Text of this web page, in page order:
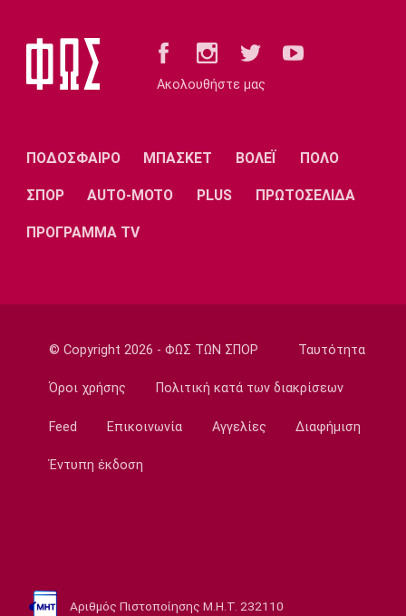
Ακολουθήστε μας
ΠΟΔΟΣΦΑΙΡΟ ΜΠΑΣΚΕΤ ΒΟΛΕΪ ΠΟΛΟ
ΣΠΟΡ AUTO-MOTO PLUS ΠΡΩΤΟΣΕΛΙΔΑ
ΠΡΟΓΡΑΜΜΑ TV
© Copyright 2026 - ΦΩΣ ΤΩΝ ΣΠΟΡ Ταυτότητα
Όροι χρήσης Πολιτική κατά των διακρίσεων
Feed Επικοινωνία Αγγελίες Διαφήμιση
Έντυπη έκδοση
Αριθμός Πιστοποίησης Μ.Η.Τ. 232110